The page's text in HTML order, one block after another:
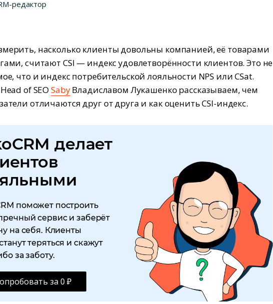
редактор
насколько клиенты довольны компанией, её товарами
считают CSI — индекс удовлетворённости клиентов. Это не
что и индекс потребительской лояльности NPS или CSat.
of SEOSabyВладиславом Лукашенко рассказываем, чем
отличаются друг от друга и как оценить CSI-индекс.
делает
поможет построить
сервис и заберёт
на себя. Клиенты
теряться и скажут
за заботу.
за 0 ₽